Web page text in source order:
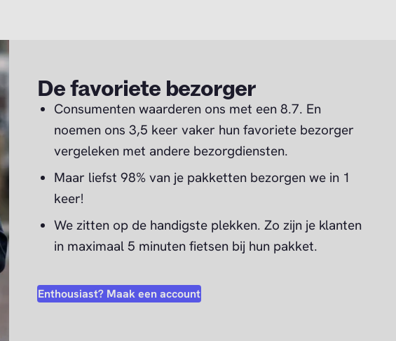
De favoriete bezorger
Consumenten waarderen ons met een 8.7. En
noemen ons 3,5 keer vaker hun favoriete bezorger
vergeleken met andere bezorgdiensten.
Maar liefst 98% van je pakketten bezorgen we in 1
keer!
We zitten op de handigste plekken. Zo zijn je klanten
in maximaal 5 minuten fietsen bij hun pakket.
Enthousiast? Maak een account